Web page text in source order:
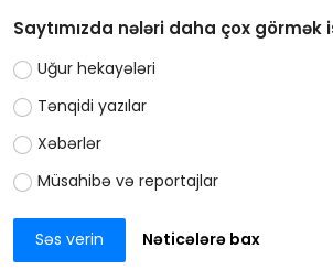
Saytımızda nələri daha çox görmək
Uğur hekayələri
Tənqidi yazılar
Xəbərlər
Müsahibə və reportajlar
Səs verin Nəticələrə bax